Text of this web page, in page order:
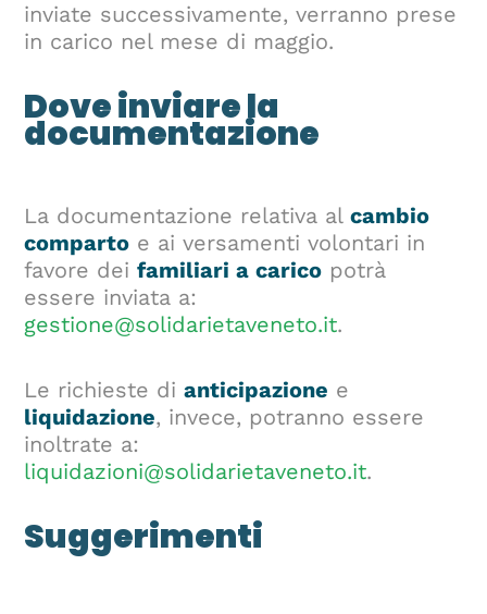
inviate successivamente, verranno prese
in carico nel mese di maggio.
Dove inviare la
documentazione
La documentazione relativa alcambio
comparto e ai versamenti volontari in
favore deifamiliari a carico potrà
essere inviata a:
gestione@solidarietaveneto.it.
Le richieste dianticipazione e
liquidazione, invece, potranno essere
inoltrate a:
liquidazioni@solidarietaveneto.it.
Suggerimenti